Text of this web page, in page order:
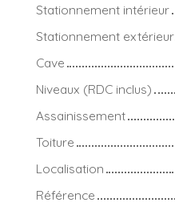
Stationnement intérieur
Stationnement extérieur
Cave
Niveaux (RDC inclus)
Assainissement
Toiture
Localisation
Référence